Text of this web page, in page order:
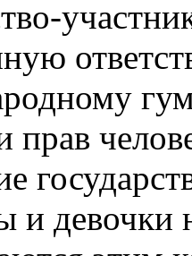
прав
девочки